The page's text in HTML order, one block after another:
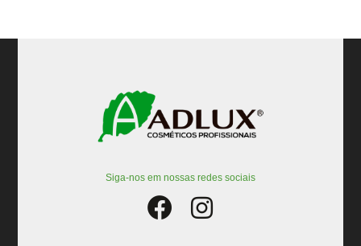
Siga-nos em nossas redes sociais